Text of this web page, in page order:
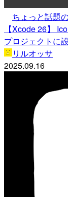
ちょっと話題
【Xcode 26】
プロジェクトに
リルオッサ
2025.09.16